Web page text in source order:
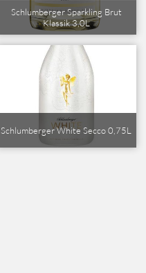
Schlumberger Sparkling Brut
Klassik 3,0L
Schlumberger White Secco 0,75L